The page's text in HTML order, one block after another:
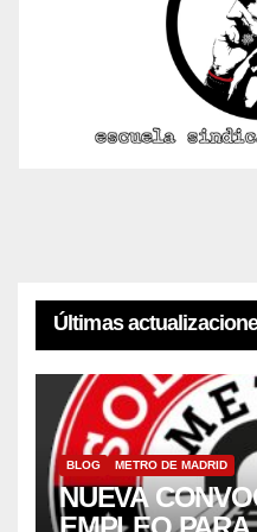
Últimas
BLOG METRO DE MADRID
NUEVA